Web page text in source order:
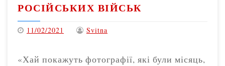
РОСІЙСЬКИХ ВІЙСЬК
11/02/2021 Svitna
«Хай покажуть фотографії, які були місяць,